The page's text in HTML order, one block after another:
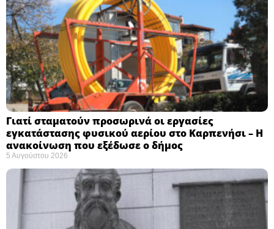
Γιατί σταματούν προσωρινά οι εργασίες
εγκατάστασης φυσικού αερίου στο Καρπενήσι – Η
ανακοίνωση που εξέδωσε ο δήμος
5 Αυγούστου 2026